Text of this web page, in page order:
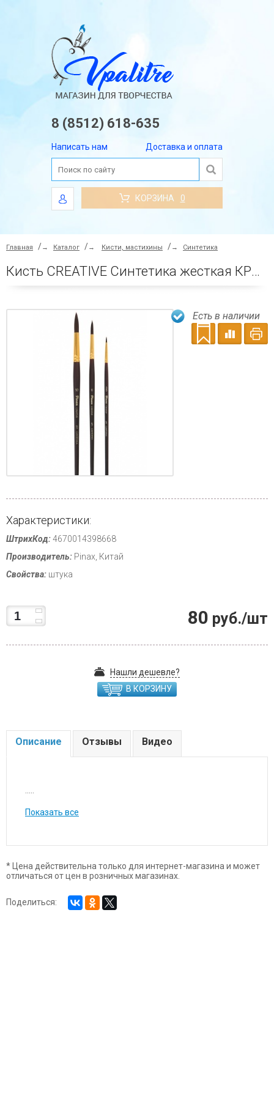
8 (8512) 618-635
Написать нам Доставка и оплата
КОРЗИНА 0
Главная → Каталог → Кисти, мастихины → Синтетика
Кисть CREATIVE Синтетика жесткая КРУГЛАЯ №00
Есть в наличии
Характеристики:
ШтрихКод:4670014398668
Производитель: Pinax, Китай
Свойства: штука
80 руб./шт
Нашли дешевле?
В КОРЗИНУ
Описание Отзывы Видео
Показать все
* Цена действительна только для интернет-магазина и может
отличаться от цен в розничных магазинах.
Поделиться: